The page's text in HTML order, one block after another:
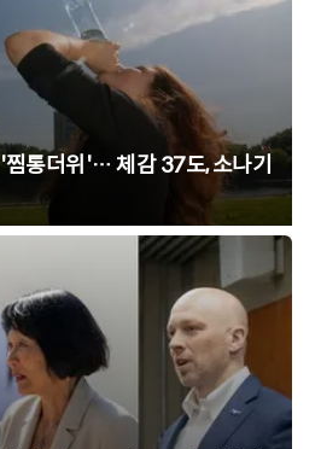
찜통더위'… 체감 37도, 소나기